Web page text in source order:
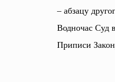
– абзацу
Водночас Суд
Приписи